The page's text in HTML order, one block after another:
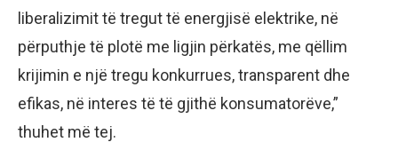
liberalizimit të tregut të energjisë elektrike, në
përputhje të plotë me ligjin përkatës, me qëllim
krijimin e një tregu konkurrues, transparent dhe
efikas, në interes të të gjithë konsumatorëve,”
thuhet më tej.